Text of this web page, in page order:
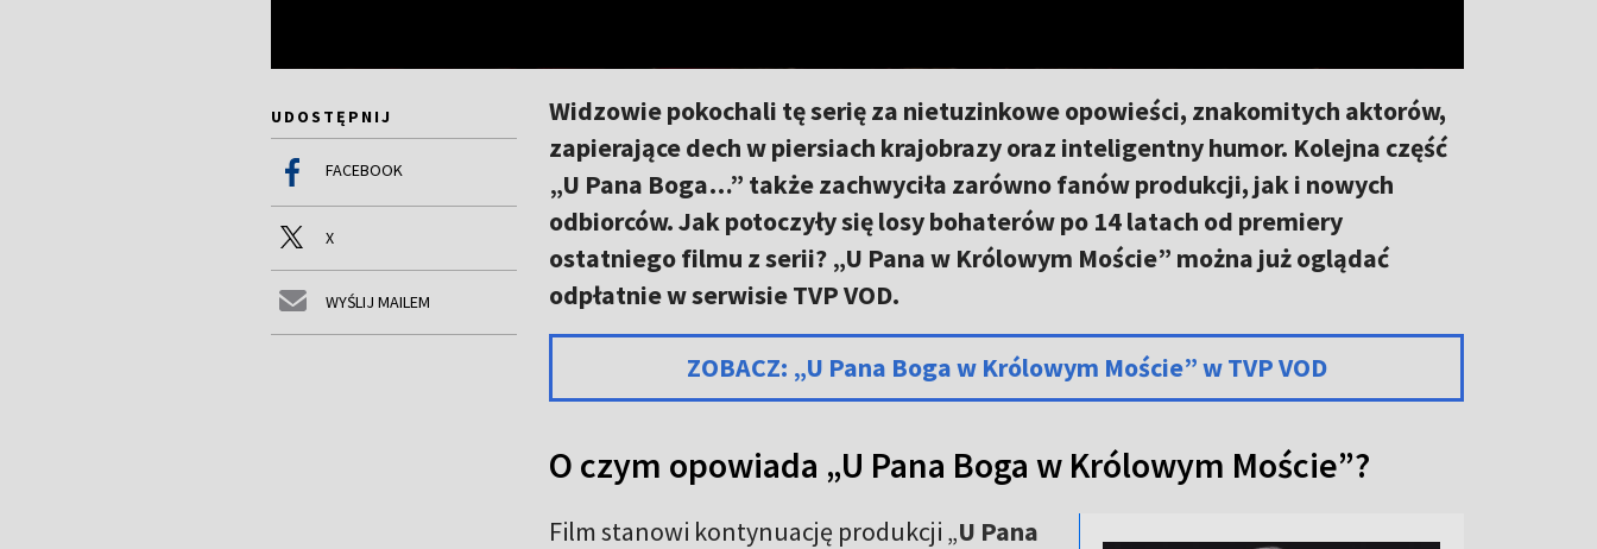
UDOSTĘPNIJ
FACEBOOK
X
WYŚLIJ MAILEM
Widzowie pokochali tę serię za nietuzinkowe opowieści, znakomitych aktorów,
zapierające dech w piersiach krajobrazy oraz inteligentny humor. Kolejna część
„U Pana Boga…” także zachwyciła zarówno fanów produkcji, jak i nowych
odbiorców. Jak potoczyły się losy bohaterów po 14 latach od premiery
ostatniego filmu z serii? „U Pana w Królowym Moście” można już oglądać
odpłatnie w serwisie TVP VOD.
ZOBACZ: „U Pana Boga w Królowym Moście” w TVP VOD
O czym opowiada „U Pana Boga w Królowym Moście”?
Film stanowi kontynuację produkcji „U Pana